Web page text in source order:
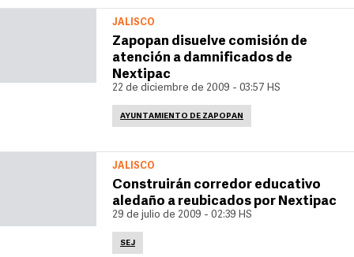
JALISCO
Zapopan disuelve comisión de
atención a damnificados de
Nextipac
22 de diciembre de 2009 - 03:57 HS
AYUNTAMIENTO DE ZAPOPAN
JALISCO
Construirán corredor educativo
aledaño a reubicados por Nextipac
29 de julio de 2009 - 02:39 HS
SEJ